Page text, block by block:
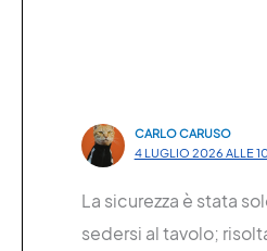
CARLO CARUSO
4 LUGLIO 2026 ALLE
La sicurezza è stata
sedersi al tavolo;